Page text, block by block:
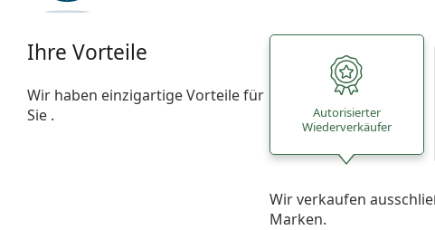
Ihre Vorteile
Wir haben einzigartige Vorteile für
Sie .
Autorisierter
Wiederverkäufer
Wir verkaufen
Marken.